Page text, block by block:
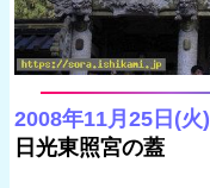
2008年11月25日(火)
日光東照宮の蓋